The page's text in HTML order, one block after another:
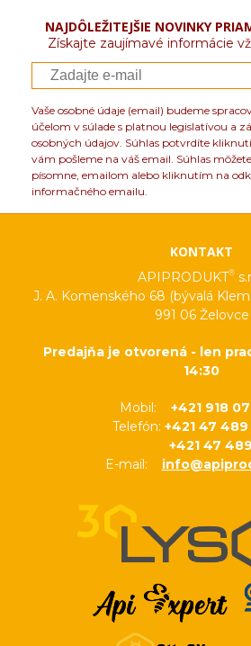
NAJDÔLEŽITEJŠIE NOVINKY
Získajte zaujímavé informácie
Vaše osobné údaje (email) budeme
účelom v súlade s platnou legislatívou a
osobných údajov. Súhlas potvrdíte
vám pošleme na váš email. Súhlas
písomne, emailom alebo kliknutím na
informačného emailu.
KONTAKT
APIPRODUKT®
J. A. Komenského 68 (bývalá
991 06 Želovce
Predajňa je otvorená - len
14:30
Mobil: +421 918
Telefón: +421 47 489
+421 47 489
E-mail: